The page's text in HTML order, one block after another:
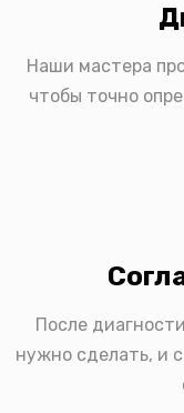
Наши мастера
чтобы точно
После
нужно сделать, и